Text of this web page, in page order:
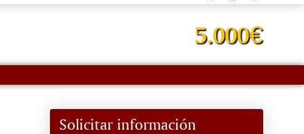
5.000€
Solicitar información